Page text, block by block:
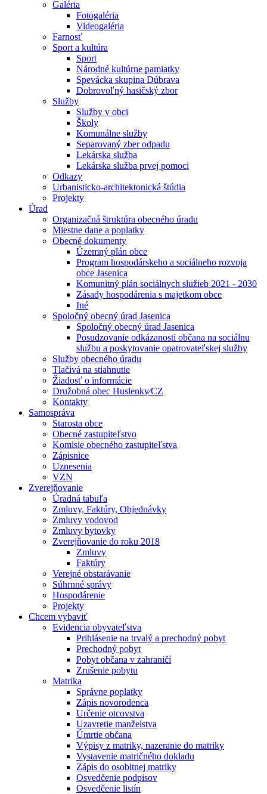
Galéria
Fotogaléria
Videogaléria
Farnosť
Sport a kultúra
Sport
Národné kultúrne pamiatky
Spevácka skupina Dúbrava
Dobrovoľný hasičský zbor
Služby
Služby v obci
Školy
Komunálne služby
Separovaný zber odpadu
Lekárska služba
Lekárska služba prvej pomoci
Odkazy
Urbanisticko-architektonická štúdia
Projekty
Úrad
Organizačná štruktúra obecného úradu
Miestne dane a poplatky
Obecné dokumenty
Územný plán obce
Program hospodárskeho a sociálneho rozvoja
obce Jasenica
Komunitný plán sociálnych služieb 2021 - 2030
Zásady hospodárenia s majetkom obce
Iné
Spoločný obecný úrad Jasenica
Spoločný obecný úrad Jasenica
Posudzovanie odkázanosti občana na sociálnu
službu a poskytovanie opatrovateľskej služby
Služby obecného úradu
Tlačivá na stiahnutie
Žiadosť o informácie
Družobná obec Huslenky⁄CZ
Kontakty
Samospráva
Starosta obce
Obecné zastupiteľstvo
Komisie obecného zastupiteľstva
Zápisnice
Uznesenia
VZN
Zverejňovanie
Úradná tabuľa
Zmluvy, Faktúry, Objednávky
Zmluvy vodovod
Zmluvy bytovky
Zverejňovanie do roku 2018
Zmluvy
Faktúry
Verejné obstarávanie
Súhrnné správy
Hospodárenie
Projekty
Chcem vybaviť
Evidencia obyvateľstva
Prihlásenie na trvalý a prechodný pobyt
Prechodný pobyt
Pobyt občana v zahraničí
Zrušenie pobytu
Matrika
Správne poplatky
Zápis novorodenca
Určenie otcovstva
Uzavretie manželstva
Úmrtie občana
Výpisy z matriky, nazeranie do matriky
Vystavenie matričného dokladu
Zápis do osobitnej matriky
Osvedčenie podpisov
Osvedčenie listín